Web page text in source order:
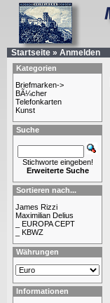
Startseite » Anmelden
Kategorien
Briefmarken->
BÃ¼cher
Telefonkarten
Kunst
Suche
Stichworte eingeben!
Erweiterte Suche
Sortieren nach...
James Rizzi
Maximilian Delius
_ EUROPA CEPT
_ KBWZ
Währungen
Informationen